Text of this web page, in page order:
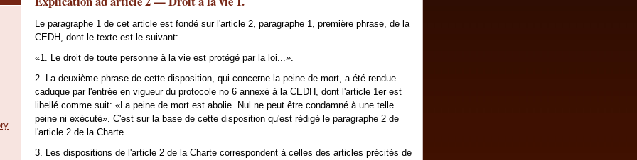
Le paragraphe 1 de cet article est fondé sur l'article 2, paragraphe 1, première phrase, de la
CEDH, dont le texte est le suivant:
«1. Le droit de toute personne à la vie est protégé par la loi...».
2. La deuxième phrase de cette disposition, qui concerne la peine de mort, a été rendue
caduque par l'entrée en vigueur du protocole no 6 annexé à la CEDH, dont l'article 1er est
libellé comme suit: «La peine de mort est abolie. Nul ne peut être condamné à une telle
peine ni exécuté». C'est sur la base de cette disposition qu'est rédigé le paragraphe 2 de
l'article 2 de la Charte.
3. Les dispositions de l'article 2 de la Charte correspondent à celles des articles précités de